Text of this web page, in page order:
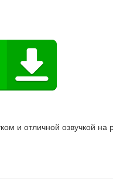
и отличной озвучкой на